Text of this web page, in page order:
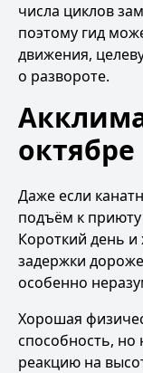
числа циклов
поэтому гид
движения,
о развороте.
октябре
Даже если
подъём к приюту
Короткий день
задержки
особенно
Хорошая
способность, но
реакцию на